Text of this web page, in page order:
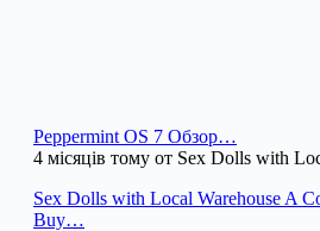
Peppermint OS 7 Обзор…
4 місяців тому от Sex Dolls with
Sex Dolls with Local Warehouse A
Buy…